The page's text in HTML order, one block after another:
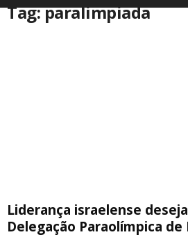
Tag: paralimpiada
Liderança israelense
Delegação Paraolímpica de